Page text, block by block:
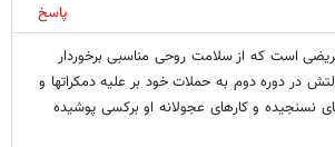
پاسخ
است که از سلامت روحی مناسبی برخوردار
در دوره دوم به حملات خود بر علیه دمکراتها و
نسنجیده و کارهای عجولانه او برکسی پوشیده